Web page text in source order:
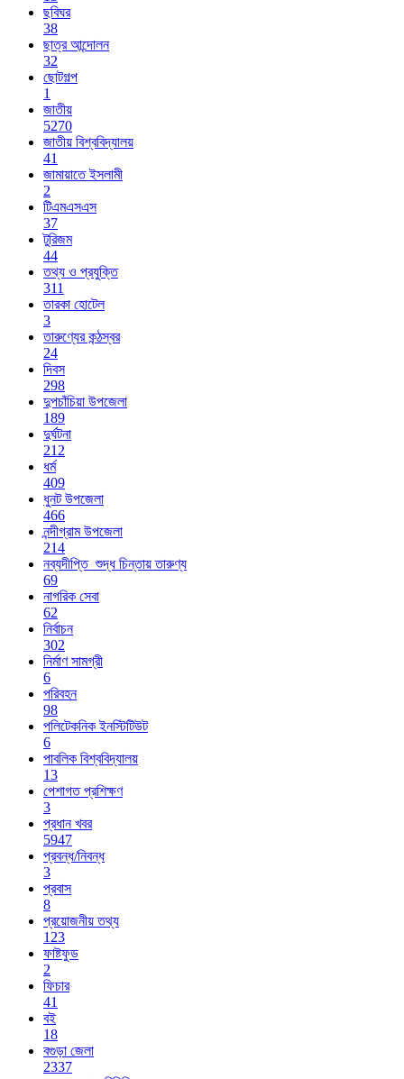
ছবিঘর
38
ছাত্র আন্দোলন
32
ছোটগল্প
1
জাতীয়
5270
জাতীয় বিশ্ববিদ্যালয়
41
জামায়াতে ইসলামী
2
টিএমএসএস
37
টুরিজম
44
তথ্য ও প্রযুক্তি
311
তারকা হোটেল
3
তারুণ্যের কন্ঠস্বর
24
দিবস
298
দুপচাঁচিয়া উপজেলা
189
দুর্ঘটনা
212
ধর্ম
409
ধুনট উপজেলা
466
নন্দীগ্রাম উপজেলা
214
নব্যদীপ্তি_শুদ্ধ চিন্তায় তারুণ্য
69
নাগরিক সেবা
62
নির্বাচন
302
নির্মাণ সামগ্রী
6
পরিবহন
98
পলিটেকনিক ইনস্টিটিউট
6
পাবলিক বিশ্ববিদ্যালয়
13
পেশাগত প্রশিক্ষণ
3
প্রধান খবর
5947
প্রবন্ধ/নিবন্ধ
3
প্রবাস
8
প্রয়োজনীয় তথ্য
123
ফাষ্টফুড
2
ফিচার
41
বই
18
বগুড়া জেলা
2337